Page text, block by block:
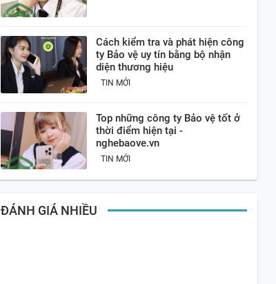
Cách kiểm tra và phát hiện công
ty Bảo vệ uy tín bằng bộ nhận
diện thương hiệu
TIN MỚI
Top những công ty Bảo vệ tốt ở
thời điểm hiện tại -
nghebaove.vn
TIN MỚI
ĐÁNH GIÁ NHIỀU